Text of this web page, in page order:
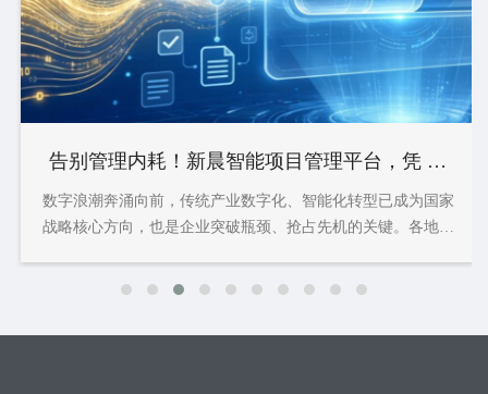
告别管理内耗！新晨智能项目管理平台，凭 AI
"理
数字浪潮奔涌向前，传统产业数字化、智能化转型已成为国家
战略核心方向，也是企业突破瓶颈、抢占先机的关键。各地出
加速融合，也为新晨科技的创新探索指明了方向。...